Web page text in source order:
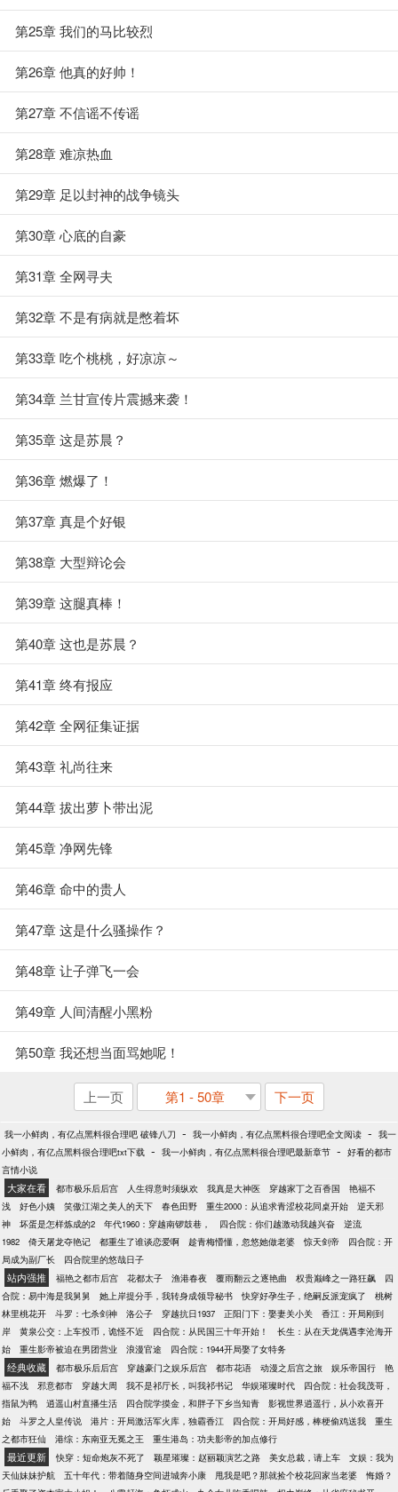
第25章 我们的马比较烈
第26章 他真的好帅！
第27章 不信谣不传谣
第28章 难凉热血
第29章 足以封神的战争镜头
第30章 心底的自豪
第31章 全网寻夫
第32章 不是有病就是憋着坏
第33章 吃个桃桃，好凉凉～
第34章 兰甘宣传片震撼来袭！
第35章 这是苏晨？
第36章 燃爆了！
第37章 真是个好银
第38章 大型辩论会
第39章 这腿真棒！
第40章 这也是苏晨？
第41章 终有报应
第42章 全网征集证据
第43章 礼尚往来
第44章 拔出萝卜带出泥
第45章 净网先锋
第46章 命中的贵人
第47章 这是什么骚操作？
第48章 让子弹飞一会
第49章 人间清醒小黑粉
第50章 我还想当面骂她呢！
上一页 第1 - 50章 下一页
我一小鲜肉，有亿点黑料很合理吧 破锋八刀 - 我一小鲜肉，有亿点黑料很合理吧全文阅读 - 我一
小鲜肉，有亿点黑料很合理吧txt下载 - 我一小鲜肉，有亿点黑料很合理吧最新章节 - 好看的都市
言情小说
大家在看 都市极乐后后宫 人生得意时须纵欢 我真是大神医 穿越家丁之百香国
艳福不
浅
好色小姨 笑傲江湖之美人的天下 春色田野 重生2000：从追求青涩校花同桌开始
逆天邪
神
坏蛋是怎样炼成的2 年代1960：穿越南锣鼓巷， 四合院：你们越激动我越兴奋
逆流
1982
倚天屠龙夺艳记 都重生了谁谈恋爱啊 趁青梅懵懂，忽悠她做老婆 惊天剑帝
四合院：开
局成为副厂长
四合院里的悠哉日子
站内强推 福艳之都市后宫 花都太子 渔港春夜 覆雨翻云之逐艳曲 权贵巅峰之一路狂飙
四
合院：易中海是我舅舅
她上岸提分手，我转身成领导秘书 快穿好孕生子，绝嗣反派宠疯了
桃树
林里桃花开
斗罗：七杀剑神 洛公子 穿越抗日1937 正阳门下：娶妻关小关
香江：开局刚到
岸
黄泉公交：上车投币，诡怪不近 四合院：从民国三十年开始！
长生：从在天龙偶遇李沧海开
始
重生影帝被迫在男团营业 浪漫官途 四合院：1944开局娶了女特务
经典收藏 都市极乐后后宫 穿越豪门之娱乐后宫 都市花语 动漫之后宫之旅 娱乐帝国行
艳
福不浅
邪意都市 穿越大周 我不是祁厅长，叫我祁书记 华娱璀璨时代
四合院：社会我茂哥，
指鼠为鸭
逍遥山村直播生活 四合院学摸金，和胖子下乡当知青
影视世界逍遥行，从小欢喜开
始
斗罗之人皇传说 港片：开局激活军火库，独霸香江 四合院：开局好感，棒梗偷鸡送我
重生
之都市狂仙
港综：东南亚无冕之王 重生港岛：功夫影帝的加点修行
最近更新 快穿：短命炮灰不死了 颖星璀璨：赵丽颖演艺之路 美女总裁，请上车
文娱：我为
天仙妹妹护航
五十年代：带着随身空间进城奔小康 甩我是吧？那就捡个校花回家当老婆
悔婚？